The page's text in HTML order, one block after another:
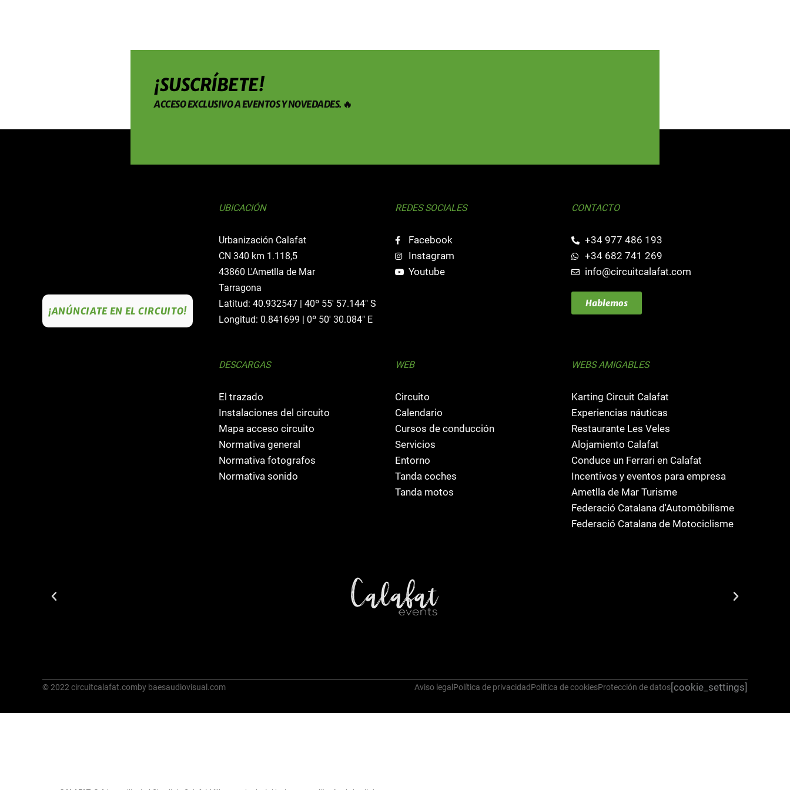
¡SUSCRÍBETE!
ACCESO EXCLUSIVO A EVENTOS Y NOVEDADES. 🔥
¡ANÚNCIATE EN EL CIRCUITO!
UBICACIÓN
Urbanización Calafat
CN 340 km 1.118,5
43860 L'Ametlla de Mar
Tarragona
Latitud: 40.932547 | 40º 55' 57.144" S
Longitud: 0.841699 | 0º 50' 30.084" E
REDES SOCIALES
Facebook
Instagram
Youtube
CONTACTO
+34 977 486 193
+34 682 741 269
info@circuitcalafat.com
Hablemos
DESCARGAS
El trazado
Instalaciones del circuito
Mapa acceso circuito
Normativa general
Normativa fotografos
Normativa sonido
WEB
Circuito
Calendario
Cursos de conducción
Servicios
Entorno
Tanda coches
Tanda motos
WEBS AMIGABLES
Karting Circuit Calafat
Experiencias náuticas
Restaurante Les Veles
Alojamiento Calafat
Conduce un Ferrari en Calafat
Incentivos y eventos para empresa
Ametlla de Mar Turisme
Federació Catalana d'Automòbilisme
Federació Catalana de Motociclisme
© 2022 circuitcalafat.comby baesaudiovisual.com Aviso legal Política de privacidadPolítica de cookiesProtección de datos[cookie_settings]